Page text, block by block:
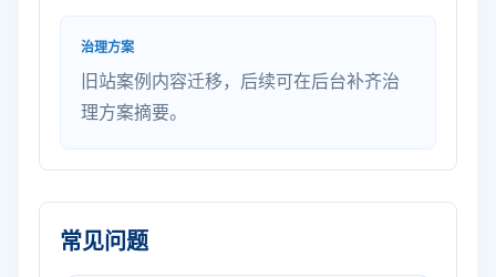
治理方案
旧站案例内容迁移，后续可在后台补齐治
理方案摘要。
常见问题